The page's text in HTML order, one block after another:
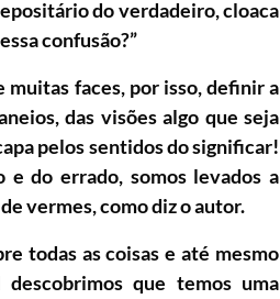
do verdadeiro, cloaca
confusão?”
muitas faces, por isso, definir a
das visões algo que seja
pelos sentidos do significar!
do errado, somos levados a
vermes, como diz o autor.
todas as coisas e até mesmo
que temos uma